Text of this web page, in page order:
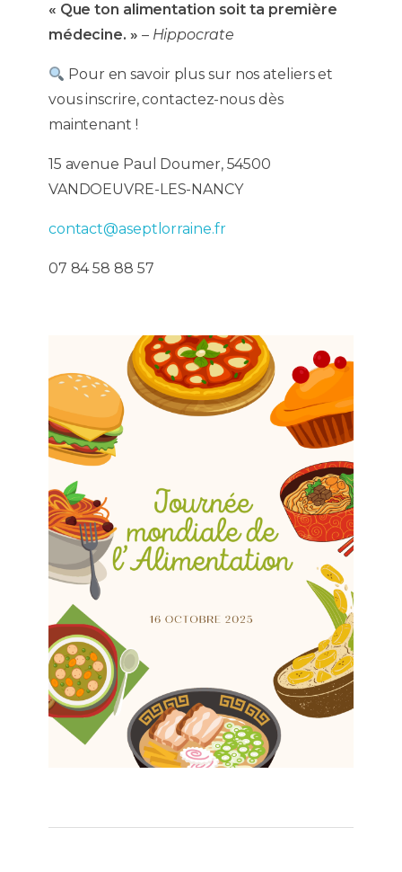
« Que ton alimentation soit ta première
médecine. » – Hippocrate
Pour en savoir plus sur nos ateliers et
vous inscrire, contactez-nous dès
maintenant !
15 avenue Paul Doumer, 54500
VANDOEUVRE-LES-NANCY
contact@aseptlorraine.fr
07 84 58 88 57